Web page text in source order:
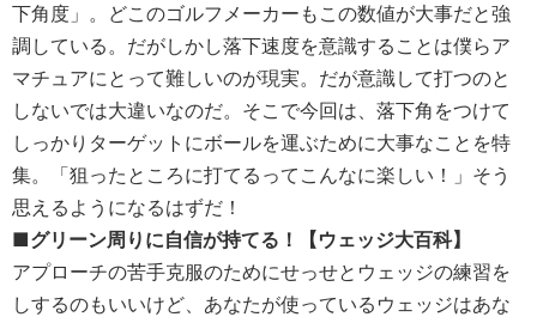
下角度」。どこのゴルフメーカーもこの数値が大事だと強
調している。だがしかし落下速度を意識することは僕らア
マチュアにとって難しいのが現実。だが意識して打つのと
しないでは大違いなのだ。そこで今回は、落下角をつけて
しっかりターゲットにボールを運ぶために大事なことを特
集。「狙ったところに打てるってこんなに楽しい！」そう
思えるようになるはずだ！
■グリーン周りに自信が持てる！【ウェッジ大百科】
アプローチの苦手克服のためにせっせとウェッジの練習を
しするのもいいけど、あなたが使っているウェッジはあな